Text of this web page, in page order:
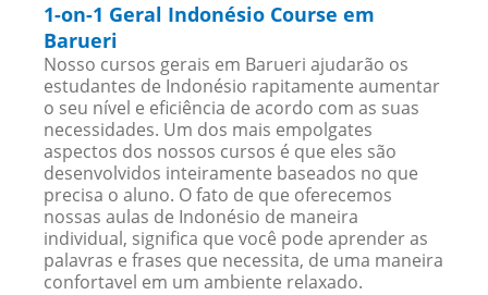
1-on-1 Geral Indonésio Course em
Barueri
Nosso cursos gerais em Barueri ajudarão os
estudantes de Indonésio rapitamente aumentar
o seu nível e eficiência de acordo com as suas
necessidades. Um dos mais empolgates
aspectos dos nossos cursos é que eles são
desenvolvidos inteiramente baseados no que
precisa o aluno. O fato de que oferecemos
nossas aulas de Indonésio de maneira
individual, significa que você pode aprender as
palavras e frases que necessita, de uma maneira
confortavel em um ambiente relaxado.